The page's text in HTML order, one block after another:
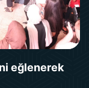
eğlenerek